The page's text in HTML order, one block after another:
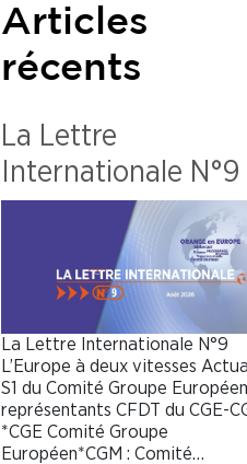
Articles
récents
La Lettre
Internationale N°9
La Lettre Internationale N°9
L’Europe à deux vitesses
S1 du Comité Groupe
représentants CFDT du CGE-
*CGE Comité Groupe
Européen*CGM : Comité…